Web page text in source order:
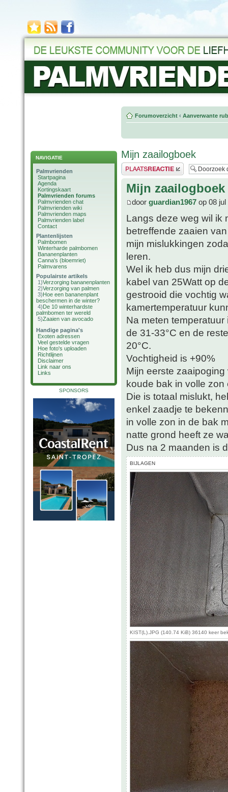
NAVIGATIE
Palmvrienden
Startpagina
Agenda
Kortingskaart
Palmvrienden forums
Palmvrienden chat
Palmvrienden wiki
Palmvrienden maps
Palmvrienden label
Contact
Plantenlijsten
Palmbomen
Winterharde palmbomen
Bananenplanten
Canna's (bloemriet)
Palmvarens
Populairste artikels
1)Verzorging bananenplanten
2)Verzorging van palmen
3)Hoe een bananenplant
beschermen in de winter?
4)De 10 winterhardste
palmbomen ter wereld
5)Zaaien van avocado
Handige pagina's
Exoten adressen
Veel gestelde vragen
Hoe foto's uploaden
Richtlijnen
Disclaimer
Link naar ons
Links
SPONSORS
Forumoverzicht ‹ Aanverwante
Mijn zaailogboek
Plaats een reactie
Mijn zaailogboek
door guardian1967 op 08 jul
Langs deze weg wil ik
betreffende zaaien
mijn mislukkingen
leren.
Wel ik heb dus mijn
kabel van 25Watt op
gestrooid die vochtig
kamertemperatuur
Na meten
de 31-33°C en de
20°C.
Vochtigheid is +90%
Mijn eerste
koude bak in volle zon
Die is totaal mislukt,
enkel zaadje te
in volle zon in de bak
natte grond heeft ze
Dus na 2 maanden is
BIJLAGEN
KIST(L).JPG (140.74 KiB) 36140 keer